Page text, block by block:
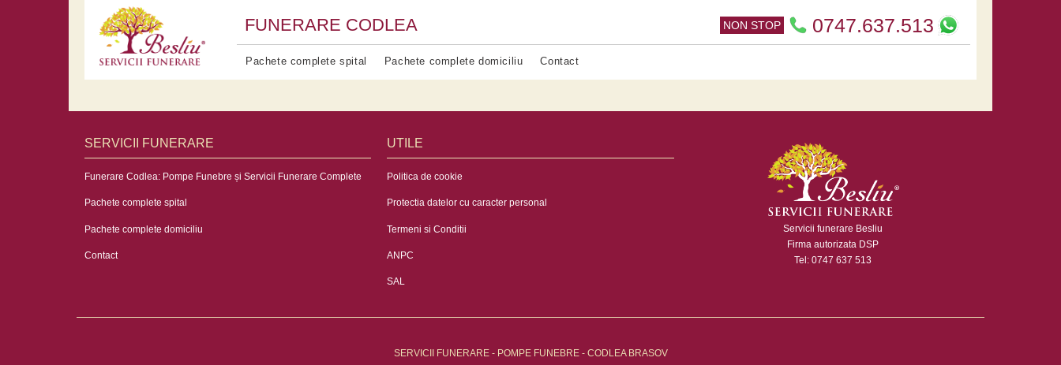
FUNERARE CODLEA NON STOP 0747.637.513
Pachete complete spital Pachete complete domiciliu Contact
SERVICII FUNERARE
Funerare Codlea: Pompe Funebre și Servicii Funerare Complete
Pachete complete spital
Pachete complete domiciliu
Contact
UTILE
Politica de cookie
Protectia datelor cu caracter personal
Termeni si Conditii
ANPC
SAL
Servicii funerare Besliu
Firma autorizata DSP
Tel: 0747 637 513
SERVICII FUNERARE - POMPE FUNEBRE - CODLEA BRASOV